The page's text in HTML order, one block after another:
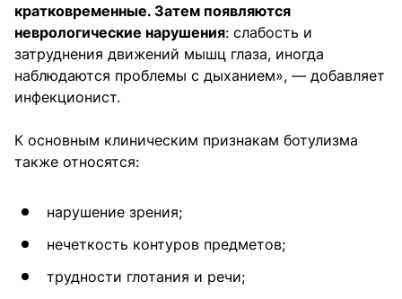
кратковременные. Затем появляются
неврологические нарушения: слабость и
затруднения движений мышц глаза, иногда
наблюдаются проблемы с дыханием», — добавляет
инфекционист.
К основным клиническим признакам ботулизма
также относятся:
нарушение зрения;
нечеткость контуров предметов;
трудности глотания и речи;